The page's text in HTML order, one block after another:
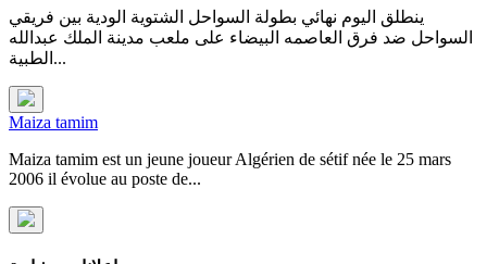
ينطلق اليوم نهائي بطولة السواحل الشتوية الودية بين فريقي
السواحل ضد فرق العاصمه البيضاء على ملعب مدينة الملك عبدالله
الطبية...
Maiza tamim
Maiza tamim est un jeune joueur Algérien de sétif née le 25 mars
2006 il évolue au poste de...